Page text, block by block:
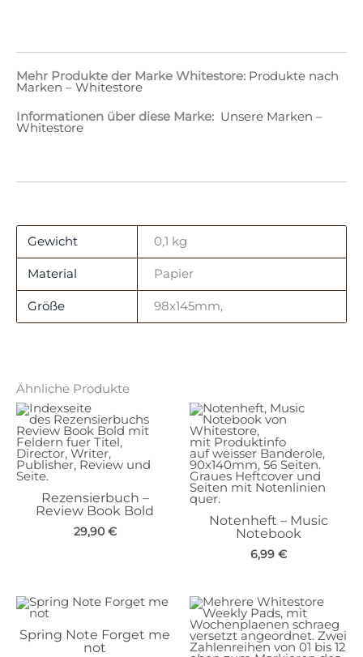
Mehr Produkte der Marke Whitestore: Produkte nach
Marken – Whitestore
Informationen über diese Marke: Unsere Marken –
Whitestore
Gewicht 0,1 kg
Material Papier
Größe 98x145mm,
Ähnliche Produkte
Rezensierbuch –
Review Book Bold
29,90 €
Notenheft – Music
Notebook
6,99 €
Spring Note Forget me
not